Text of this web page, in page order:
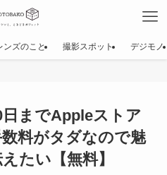
ンズのこと 撮影スポット デジモノ
日までAppleストア
料がタダなので魅
たい【無料】